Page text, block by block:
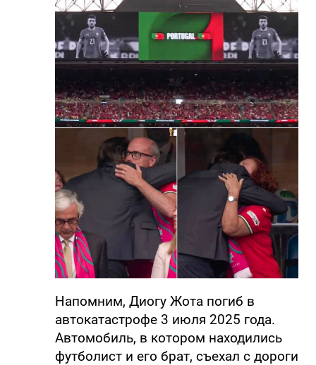
Напомним, Диогу Жота погиб в
автокатастрофе 3 июля 2025 года.
Автомобиль, в котором находились
футболист и его брат, съехал с дороги